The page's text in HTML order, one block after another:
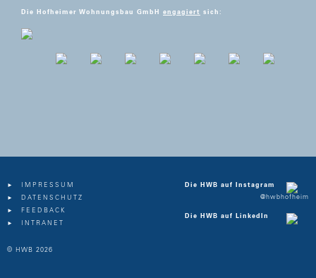
Die Hofheimer Wohnungsbau GmbH engagiert sich:
Die HWB auf Instagram
@hwbhofheim
Die HWB auf LinkedIn
IMPRESSUM
DATENSCHUTZ
FEEDBACK
INTRANET
© HWB 2026